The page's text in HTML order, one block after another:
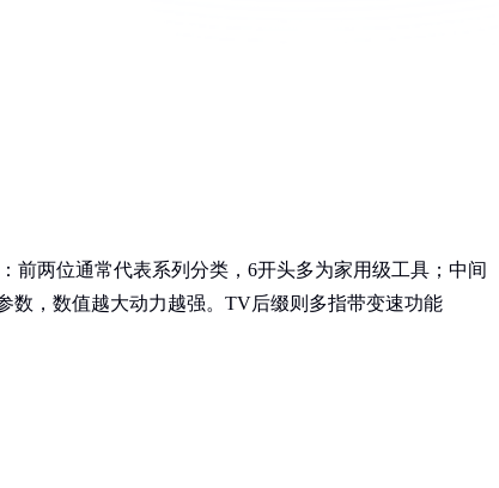
前两位通常代表系列分类，6开头多为家用级工具；中间
数，数值越大动力越强。TV后缀则多指带变速功能